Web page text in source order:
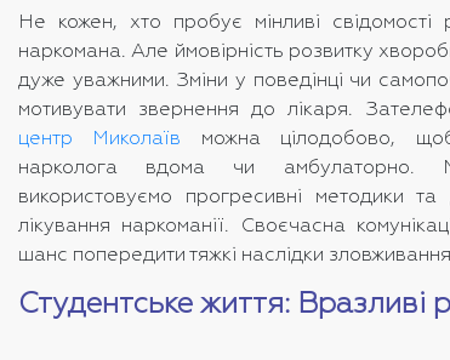
Не кожен, хто пробує мінливі
наркомана. Але ймовірність розвитку
дуже уважними. Зміни у поведінці чи
мотивувати звернення до лікаря.
центр Миколаїв можна цілодобово, щоб
нарколога вдома чи амбулаторно.
використовуємо прогресивні методики та
лікування наркоманії. Своєчасна
шанс попередити тяжкі наслідки
Студентське життя: Вразливі